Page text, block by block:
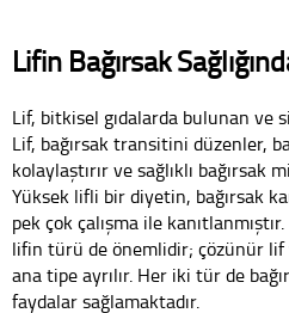
Lifin Bağırsak
Lif, bitkisel gıdalarda bulunan ve
Lif, bağırsak transitini düzenler,
kolaylaştırır ve sağlıklı bağırsak
Yüksek lifli bir diyetin, bağırsak
pek çok çalışma ile
lifin türü de önemlidir; çözünür
ana tipe ayrılır. Her iki tür de
faydalar sağlamaktadır.